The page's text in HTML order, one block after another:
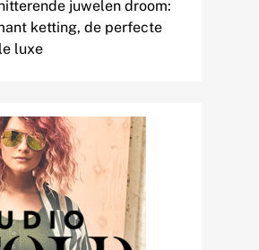
juwelen droom:
ketting, de perfecte
luxe